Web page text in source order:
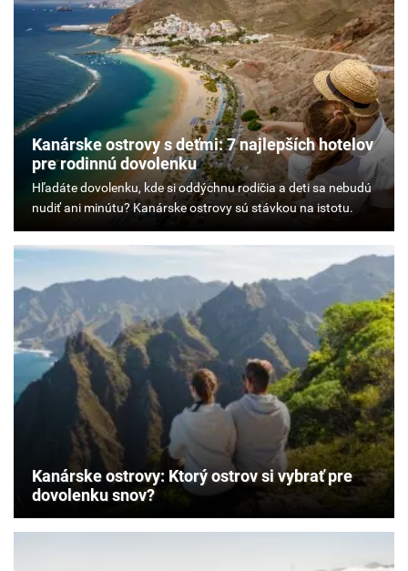
Kanárske ostrovy s deťmi: 7 najlepších hotelov
pre rodinnú dovolenku
Hľadáte
dovolenku,
si
rodičia
a
deti
sa
nebudú
nudiť
Kanárske
ostrovy
sú
Kanárske ostrovy: Ktorý ostrov si vybrať pre
dovolenku snov?